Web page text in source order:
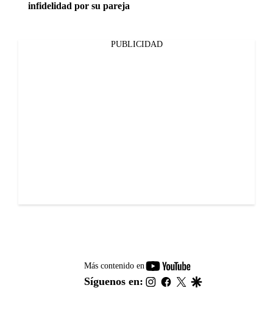
infidelidad por su pareja
PUBLICIDAD
Más contenido en
youtube-
footer
Síguenos en: instagram
facebook
twitter